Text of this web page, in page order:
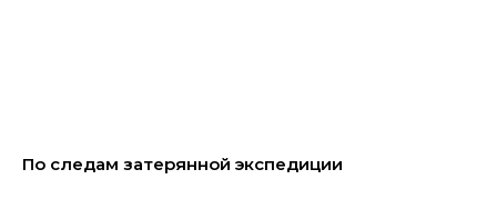
По следам затерянной экспедиции